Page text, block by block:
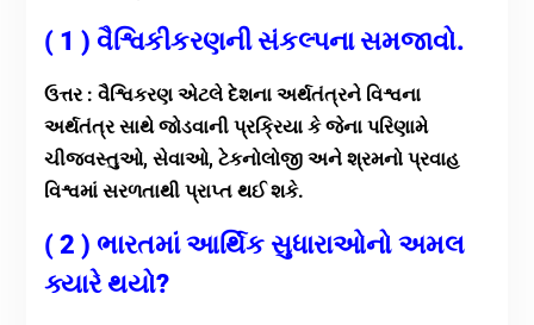
( 1 ) વૈશ્વિકીકરણની સંકલ્પના સમજાવો.
ઉત્તર : વૈશ્વિકરણ એટલે દેશના અર્થતંત્રને વિશ્વના
અર્થતંત્ર સાથે જોડવાની પ્રક્રિયા કે જેના પરિણામે
ચીજવસ્તુઓ, સેવાઓ, ટેકનોલોજી અને શ્રમનો પ્રવાહ
વિશ્વમાં સરળતાથી પ્રાપ્ત થઈ શકે.
( 2 ) ભારતમાં આર્થિક સુધારાઓનો અમલ
ક્યારે થયો?